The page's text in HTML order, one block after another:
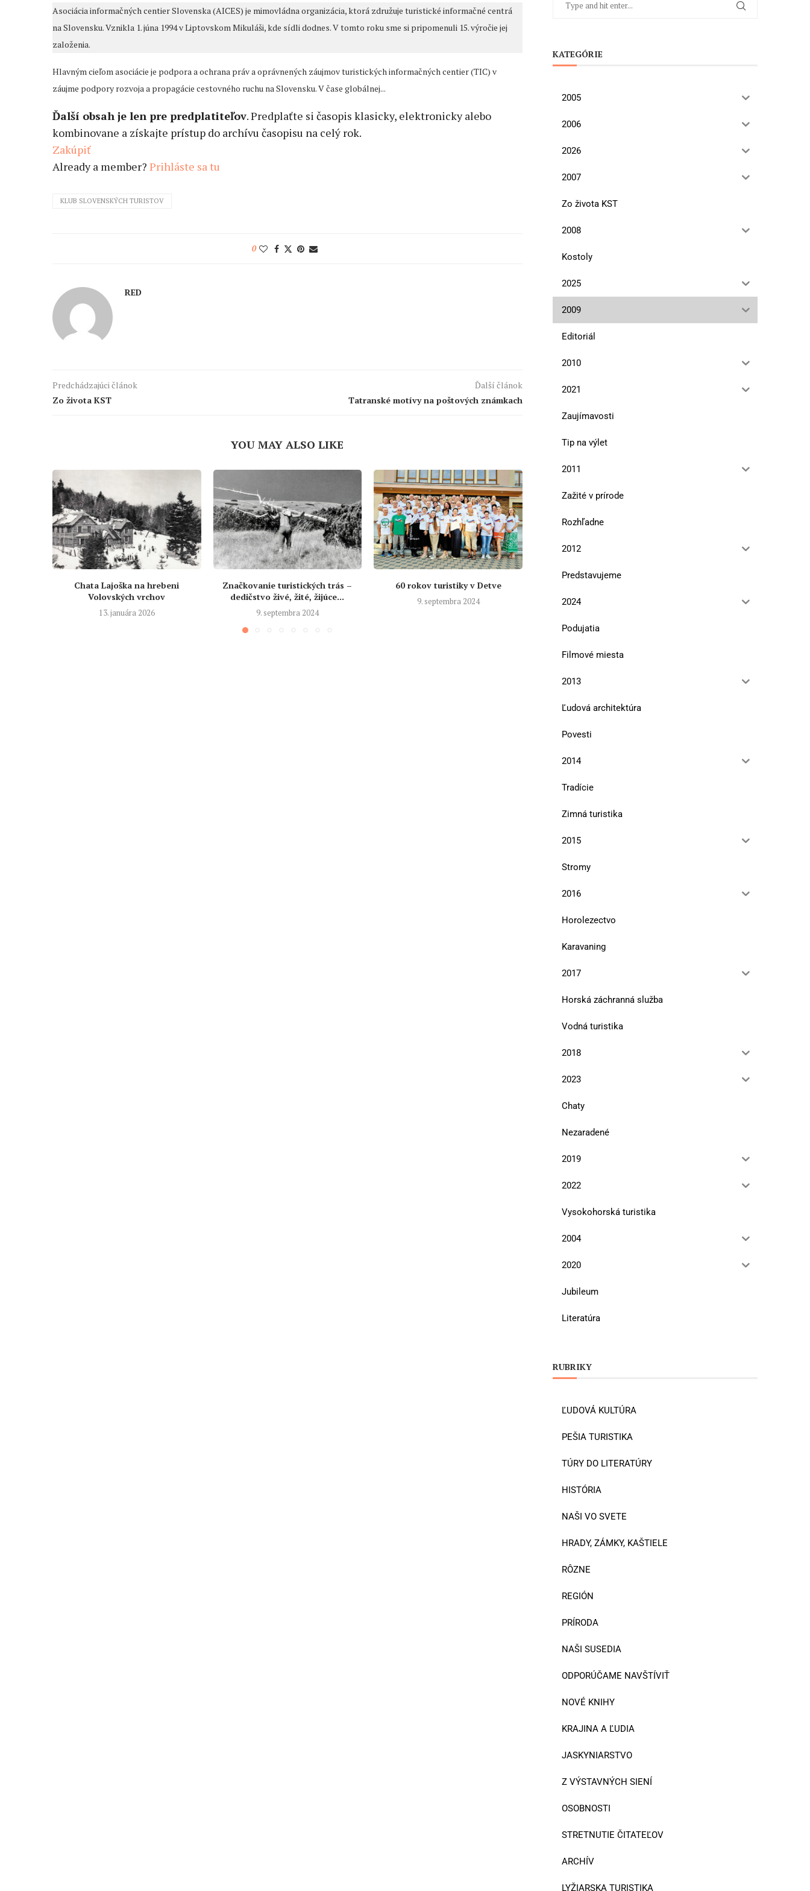
Asociácia informačných centier Slovenska (AICES) je mimovládna organizácia, ktorá združuje turistické informačné centrá
na Slovensku. Vznikla 1. júna 1994 v Liptovskom Mikuláši, kde sídli dodnes. V tomto roku sme si pripomenuli 15. výročie jej
založenia.
Hlavným cieľom asociácie je podpora a ochrana práv a oprávnených záujmov turistických informačných centier (TIC) v
záujme podpory rozvoja a propagácie cestovného ruchu na Slovensku. V čase globálnej...
Ďalší obsah je len pre predplatiteľov. Predplaťte si časopis klasicky, elektronicky alebo
kombinovane a získajte prístup do archívu časopisu na celý rok.
Zakúpiť
Already a member? Prihláste sa tu
KLUB SLOVENSKÝCH TURISTOV
0
RED
Predchádzajúci článok
Zo života KST
Ďalší článok
Tatranské motívy na poštových známkach
YOU MAY ALSO LIKE
Chata Lajoška na hrebeni
Volovských vrchov
13. januára 2026
Značkovanie turistických trás –
dedičstvo živé, žité, žijúce...
9. septembra 2024
60 rokov turistiky v Detve
9. septembra 2024
náučný chodník Tajch
KATEGÓRIE
2005
2006
2026
2007
Zo života KST
2008
Kostoly
2025
2009
Editoriál
2010
2021
Zaujímavosti
Tip na výlet
2011
Zažité v prírode
Rozhľadne
2012
Predstavujeme
2024
Podujatia
Filmové miesta
2013
Ľudová architektúra
Povesti
2014
Tradície
Zimná turistika
2015
Stromy
2016
Horolezectvo
Karavaning
2017
Horská záchranná služba
Vodná turistika
2018
2023
Chaty
Nezaradené
2019
2022
Vysokohorská turistika
2004
2020
Jubileum
Literatúra
RUBRIKY
ĽUDOVÁ KULTÚRA
PEŠIA TURISTIKA
TÚRY DO LITERATÚRY
HISTÓRIA
NAŠI VO SVETE
HRADY, ZÁMKY, KAŠTIELE
RÔZNE
REGIÓN
PRÍRODA
NAŠI SUSEDIA
ODPORÚČAME NAVŠTÍVIŤ
NOVÉ KNIHY
KRAJINA A ĽUDIA
JASKYNIARSTVO
Z VÝSTAVNÝCH SIENÍ
OSOBNOSTI
STRETNUTIE ČITATEĽOV
ARCHÍV
LYŽIARSKA TURISTIKA